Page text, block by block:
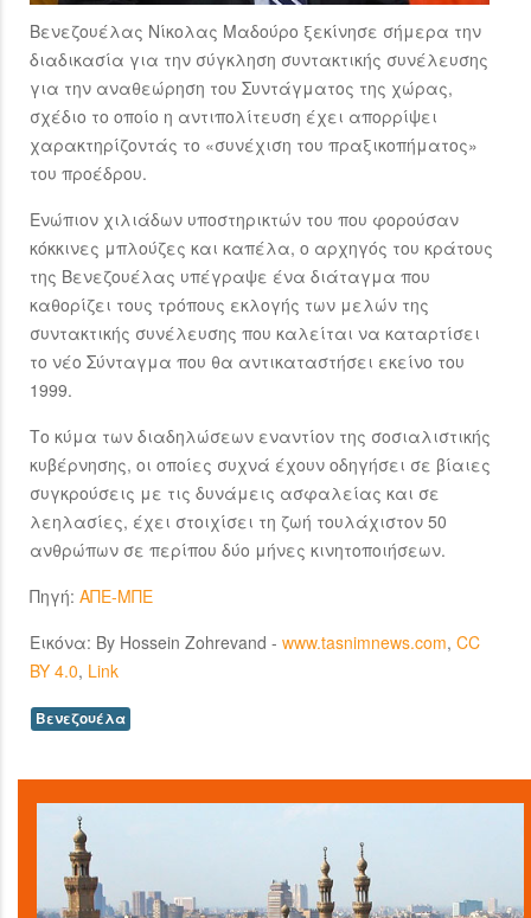
Βενεζουέλας Νίκολας Μαδούρο ξεκίνησε σήμερα την
διαδικασία για την σύγκληση συντακτικής συνέλευσης
για την αναθεώρηση του Συντάγματος της χώρας,
σχέδιο το οποίο η αντιπολίτευση έχει απορρίψει
χαρακτηρίζοντάς το «συνέχιση του πραξικοπήματος»
του προέδρου.
Ενώπιον χιλιάδων υποστηρικτών του που φορούσαν
κόκκινες μπλούζες και καπέλα, ο αρχηγός του κράτους
της Βενεζουέλας υπέγραψε ένα διάταγμα που
καθορίζει τους τρόπους εκλογής των μελών της
συντακτικής συνέλευσης που καλείται να καταρτίσει
το νέο Σύνταγμα που θα αντικαταστήσει εκείνο του
1999.
Το κύμα των διαδηλώσεων εναντίον της σοσιαλιστικής
κυβέρνησης, οι οποίες συχνά έχουν οδηγήσει σε βίαιες
συγκρούσεις με τις δυνάμεις ασφαλείας και σε
λεηλασίες, έχει στοιχίσει τη ζωή τουλάχιστον 50
ανθρώπων σε περίπου δύο μήνες κινητοποιήσεων.
Πηγή: ΑΠΕ-ΜΠΕ
Εικόνα: By Hossein Zohrevand - www.tasnimnews.com, CC
BY 4.0, Link
Βενεζουέλα